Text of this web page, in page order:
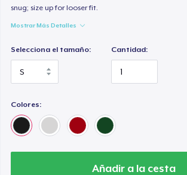
snug; size up for looser fit.
Mostrar Más Detalles
Selecciona el tamaño: Cantidad:
Colores:
Añadir a la cesta